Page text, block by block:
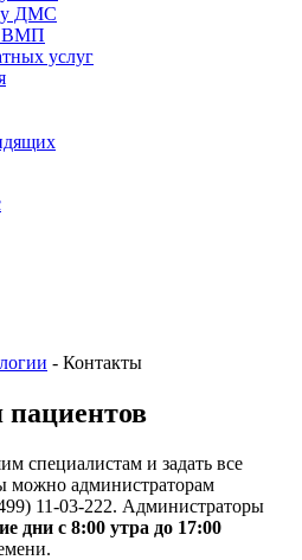
ДМС
ВМП
услуг
- Контакты
специалистам и задать все
можно администраторам
11-03-222. Администраторы
дни с 8:00 утра до 17:00